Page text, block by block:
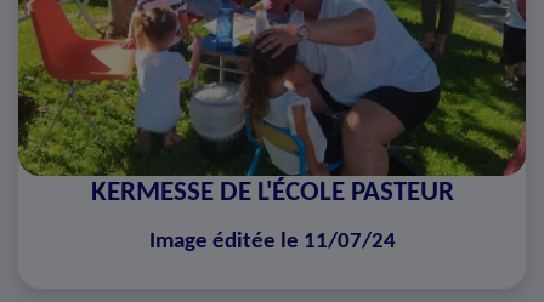
KERMESSE DE L'ÉCOLE PASTEUR
Image éditée le 11/07/24